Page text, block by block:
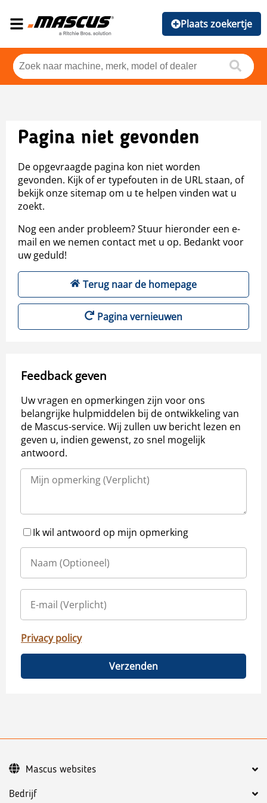
Plaats zoekertje
Pagina niet gevonden
De opgevraagde pagina kon niet worden
gevonden. Kijk of er typefouten in de URL staan, of
bekijk onze sitemap om u te helpen vinden wat u
zoekt.
Nog een ander probleem? Stuur hieronder een e-
mail en we nemen contact met u op. Bedankt voor
uw geduld!
Terug naar de homepage
Pagina vernieuwen
Feedback geven
Uw vragen en opmerkingen zijn voor ons
belangrijke hulpmiddelen bij de ontwikkeling van
de Mascus-service. Wij zullen uw bericht lezen en
geven u, indien gewenst, zo snel mogelijk
antwoord.
Ik wil antwoord op mijn opmerking
Privacy policy
Verzenden
Bedrijf
Mascus websites